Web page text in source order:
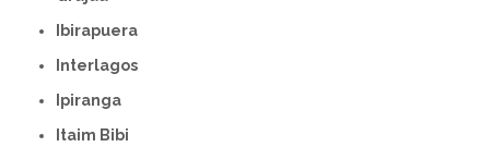
Ibirapuera
Interlagos
Ipiranga
Itaim Bibi